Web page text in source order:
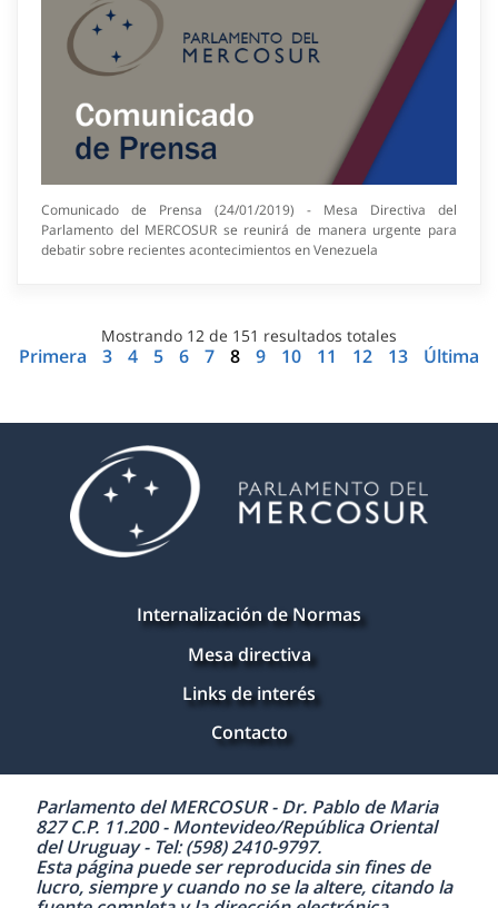
Comunicado de Prensa (24/01/2019) - Mesa Directiva del
Parlamento del MERCOSUR se reunirá de manera urgente para
debatir sobre recientes acontecimientos en Venezuela
Mostrando 12 de 151 resultados totales
Primera 3 4 5 6 7 8 9 10 11 12 13 Última
Internalización de Normas
Mesa directiva
Links de interés
Contacto
Parlamento del MERCOSUR - Dr. Pablo de Maria
827 C.P. 11.200 - Montevideo/República Oriental
del Uruguay - Tel: (598) 2410-9797.
Esta página puede ser reproducida sin fines de
lucro, siempre y cuando no se la altere, citando la